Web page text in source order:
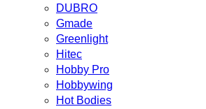
DUBRO
Gmade
Greenlight
Hitec
Hobby Pro
Hobbywing
Hot Bodies